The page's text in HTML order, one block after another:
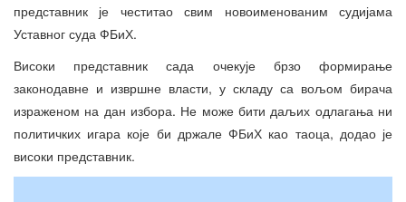
представник је честитао свим новоименованим судијама
Уставног суда ФБиХ.
Високи представник сада очекује брзо формирање
законодавне и извршне власти, у складу са вољом бирача
израженом на дан избора. Не може бити даљих одлагања ни
политичких игара које би држале ФБиХ као таоца, додао је
високи представник.